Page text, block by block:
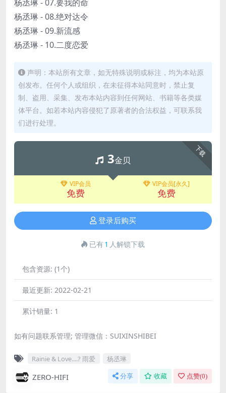
杨丞琳 - 07.要我的命
杨丞琳 - 08.绝对达令
杨丞琳 - 09.新流感
杨丞琳 - 10.二度恋爱
声明：本站所有文章，如无特殊说明或标注，均为本站原
创发布。任何个人或组织，在未征得本站同意时，禁止复
制、盗用、采集、发布本站内容到任何网站、书籍等各类媒
体平台。如若本站内容侵犯了原著者的合法权益，可联系我
们进行处理。
下载
3金贝
VIP会员
免费
VIP会员[永久]
免费
登录后购买
已有1 人解锁下载
包含资源: (1个)
最近更新: 2022-02-21
累计销量: 1
如有问题联系管理; 管理微信：SUIXINSHIBEI
Rainie & Love....? 雨爱 杨丞琳
ZERO-HIFI 分享 收藏 点赞(0)